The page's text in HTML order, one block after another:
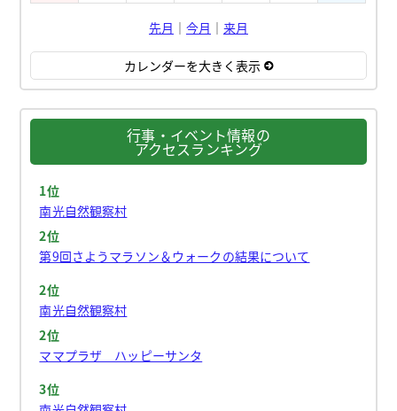
先月 ｜ 今月 ｜ 来月
カレンダーを大きく表示
行事・イベント情報の
アクセスランキング
1位
南光自然観察村
2位
第9回さようマラソン＆ウォークの結果について
2位
南光自然観察村
2位
ママプラザ ハッピーサンタ
3位